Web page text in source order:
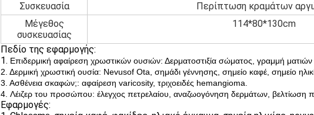
Συσκευασία
Περίπτωση κραμάτων
Μέγεθος
συσκευασίας
114*80*130cm
Πεδίο της εφαρμογής:
1. Επιδερμική αφαίρεση χρωστικών ουσιών: Δερματοστιξία σώματος, γραμμή ματιών
2. Δερμική χρωστική ουσία: Nevusof Ota, σημάδι γέννησης, σημείο καφέ, σημείο
3. Ασθένεια σκαφών;: αφαίρεση varicosity, τριχοειδές hemangioma.
4. Λέιζερ του προσώπου: έλεγχος πετρελαίου, αναζωογόνηση δερμάτων, βελτίωση
Εφαρμογές: